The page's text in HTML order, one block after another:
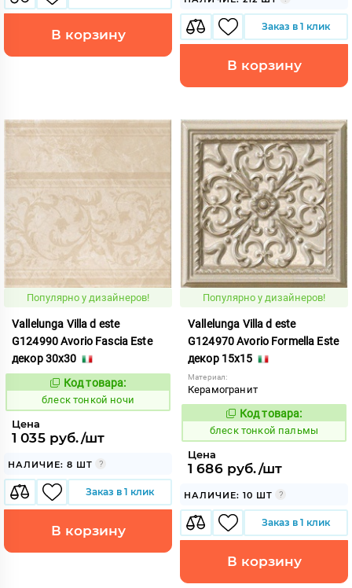
В корзину
Заказ в 1 клик
В корзину
Популярно у дизайнеров!
Vallelunga Villa d este
G124990 Avorio Fascia Este
декор 30x30
44061
Код товара:
блеск тонкой ночи
Цена
1 035 руб./шт
НАЛИЧИЕ: 8 ШТ
Заказ в 1 клик
В корзину
Популярно у дизайнеров!
Vallelunga Villa d este
G124970 Avorio Formella Este
декор 15x15
Материал:
Керамогранит
44067
Код товара:
блеск тонкой пальмы
Цена
1 686 руб./шт
НАЛИЧИЕ: 10 ШТ
Заказ в 1 клик
В корзину